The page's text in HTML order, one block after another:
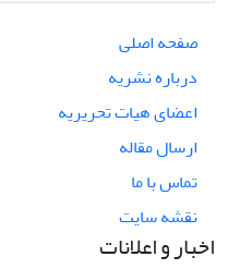
صفحه اصلی
درباره نشریه
اعضای هیات تحریریه
ارسال مقاله
تماس با ما
نقشه سایت
اخبار و اعلانات